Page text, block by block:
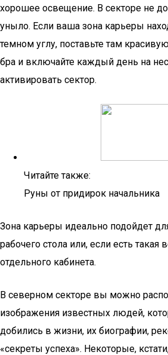
хорошее освещение. В секторе не
уныло. Если ваша зона карьеры
темном углу, поставьте там
бра и включайте каждый день на
активировать сектор.
Читайте также:
Руны от придирок начальника
Зона карьеры идеально подойдет
рабочего стола или, если есть
отдельного кабинета.
В северном секторе вы можно
изображения известных людей,
добились в жизни, их биографии,
«секреты успеха». Некоторые,